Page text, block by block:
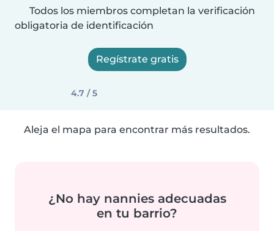
Todos los miembros completan la verificación
obligatoria de identificación
Regístrate gratis
4.7 / 5
Aleja el mapa para encontrar más resultados.
¿No hay nannies adecuadas
en tu barrio?